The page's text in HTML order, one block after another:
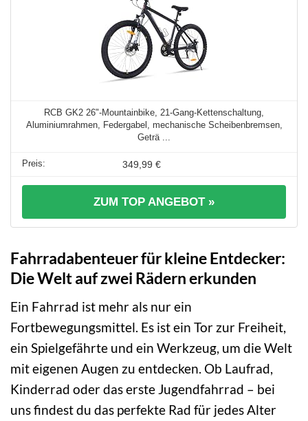
RCB GK2 26"-Mountainbike, 21-Gang-Kettenschaltung,
Aluminiumrahmen, Federgabel, mechanische Scheibenbremsen,
Geträ ...
349,99 €
ZUM TOP ANGEBOT »
Fahrradabenteuer für kleine Entdecker:
Die Welt auf zwei Rädern erkunden
Ein Fahrrad ist mehr als nur ein
Fortbewegungsmittel. Es ist ein Tor zur Freiheit,
ein Spielgefährte und ein Werkzeug, um die Welt
mit eigenen Augen zu entdecken. Ob Laufrad,
Kinderrad oder das erste Jugendfahrrad – bei
uns findest du das perfekte Rad für jedes Alter